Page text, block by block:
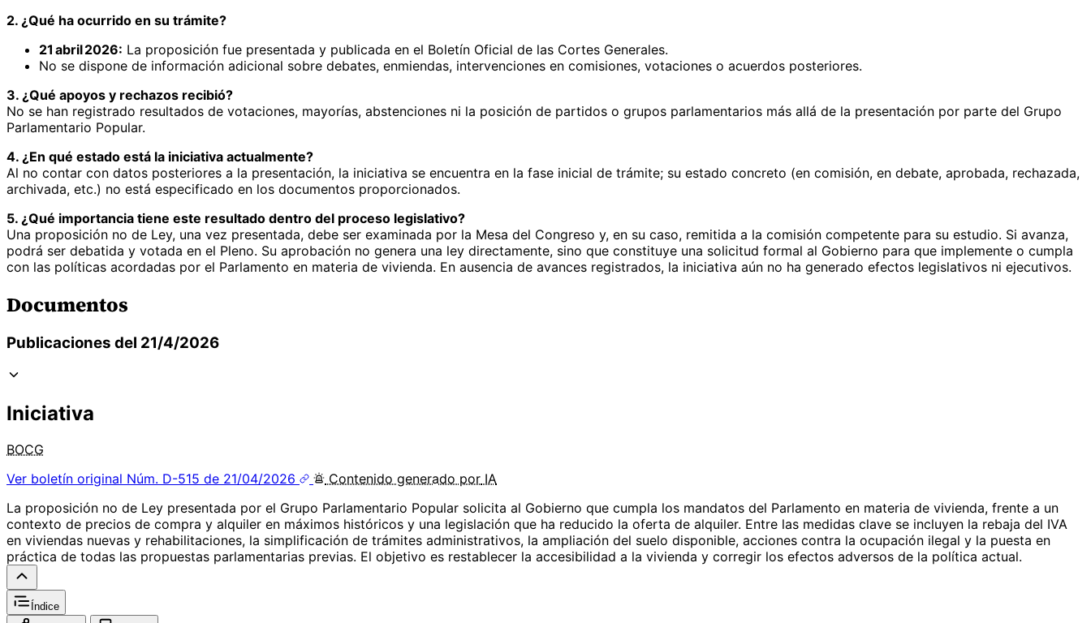
2. ¿Qué ha ocurrido en su trámite?
21 abril 2026: La proposición fue presentada y publicada en el Boletín Oficial de las Cortes Generales.
No se dispone de información adicional sobre debates, enmiendas, intervenciones en comisiones, votaciones o acuerdos posteriores.
3. ¿Qué apoyos y rechazos recibió?
No se han registrado resultados de votaciones, mayorías, abstenciones ni la posición de partidos o grupos parlamentarios más allá de la presentación por parte del Grupo
Parlamentario Popular.
4. ¿En qué estado está la iniciativa actualmente?
Al no contar con datos posteriores a la presentación, la iniciativa se encuentra en la fase inicial de trámite; su estado concreto (en comisión, en debate, aprobada, rechazada,
archivada, etc.) no está especificado en los documentos proporcionados.
5. ¿Qué importancia tiene este resultado dentro del proceso legislativo?
Una proposición no de Ley, una vez presentada, debe ser examinada por la Mesa del Congreso y, en su caso, remitida a la comisión competente para su estudio. Si avanza,
podrá ser debatida y votada en el Pleno. Su aprobación no genera una ley directamente, sino que constituye una solicitud formal al Gobierno para que implemente o cumpla
con las políticas acordadas por el Parlamento en materia de vivienda. En ausencia de avances registrados, la iniciativa aún no ha generado efectos legislativos ni ejecutivos.
Documentos
Publicaciones del 21/4/2026
Iniciativa
BOCG
Ver boletín original Núm. D-515 de 21/04/2026 Contenido generado por IA
La proposición no de Ley presentada por el Grupo Parlamentario Popular solicita al Gobierno que cumpla los mandatos del Parlamento en materia de vivienda, frente a un
contexto de precios de compra y alquiler en máximos históricos y una legislación que ha reducido la oferta de alquiler. Entre las medidas clave se incluyen la rebaja del IVA
en viviendas nuevas y rehabilitaciones, la simplificación de trámites administrativos, la ampliación del suelo disponible, acciones contra la ocupación ilegal y la puesta en
práctica de todas las propuestas parlamentarias previas. El objetivo es restablecer la accesibilidad a la vivienda y corregir los efectos adversos de la política actual.
Índice